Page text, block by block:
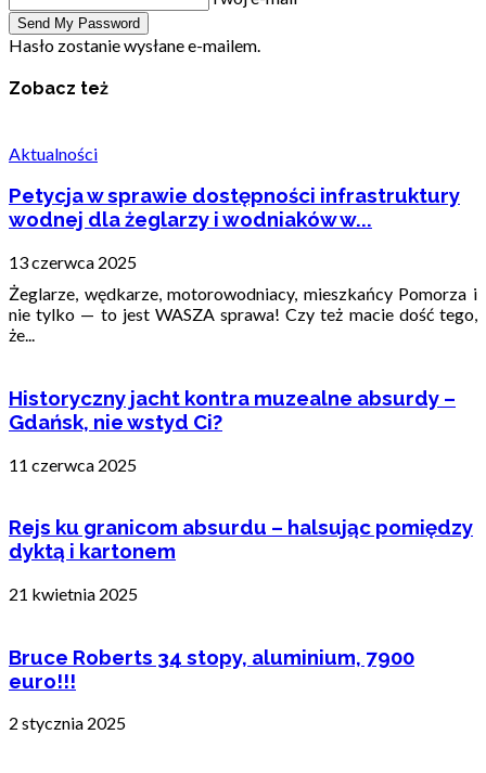
Hasło zostanie wysłane e-mailem.
Zobacz też
Aktualności
Petycja w sprawie dostępności infrastruktury
wodnej dla żeglarzy i wodniaków w...
13 czerwca 2025
Żeglarze, wędkarze, motorowodniacy, mieszkańcy Pomorza i
nie tylko — to jest WASZA sprawa! Czy też macie dość tego,
że...
Historyczny jacht kontra muzealne absurdy –
Gdańsk, nie wstyd Ci?
11 czerwca 2025
Rejs ku granicom absurdu – halsując pomiędzy
dyktą i kartonem
21 kwietnia 2025
Bruce Roberts 34 stopy, aluminium, 7900
euro!!!
2 stycznia 2025